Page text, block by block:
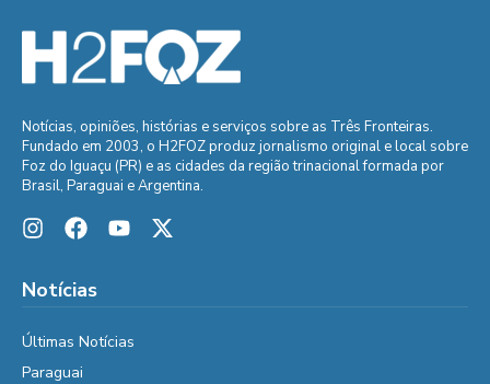
Notícias, opiniões, histórias e serviços sobre as Três Fronteiras.
Fundado em 2003, o H2FOZ produz jornalismo original e local sobre
Foz do Iguaçu (PR) e as cidades da região trinacional formada por
Brasil, Paraguai e Argentina.
Notícias
Últimas Notícias
Paraguai